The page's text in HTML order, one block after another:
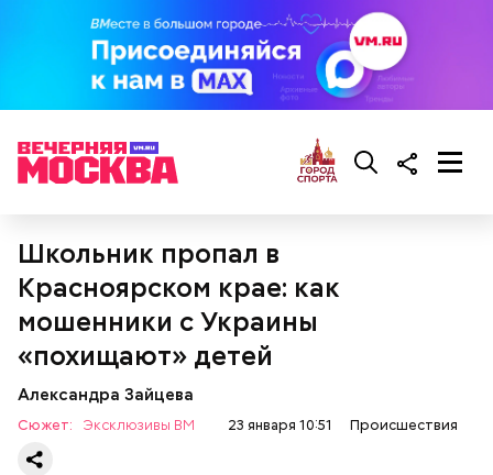
Школьник пропал в
Красноярском крае: как
мошенники с Украины
«похищают» детей
Александра Зайцева
Сюжет: Эксклюзивы ВМ 23 января 10:51 Происшествия
самостоятельно защищать себя в суде, но потом
передумал.